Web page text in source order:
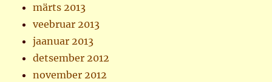
märts 2013
veebruar 2013
jaanuar 2013
detsember 2012
november 2012